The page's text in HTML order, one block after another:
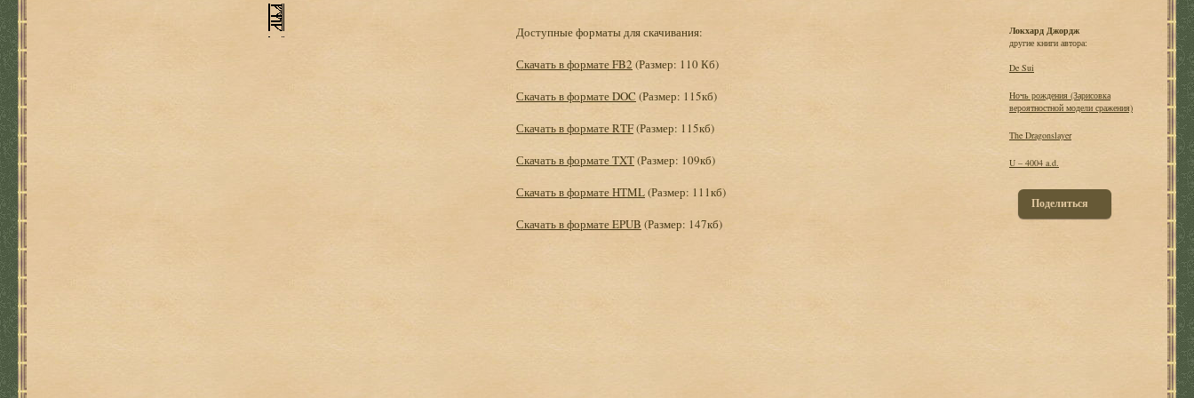
Доступные форматы для скачивания:
Скачать в формате FB2 (Размер: 110 Кб)
Скачать в формате DOC (Размер: 115кб)
Скачать в формате RTF(Размер: 115кб)
Скачать в формате TXT(Размер: 109кб)
Скачать в формате HTML(Размер: 111кб)
Скачать в формате EPUB (Размер: 147кб)
Локхард Джордж
другие книги автора:
De Sui
Hочь рождения (Зарисовка
вероятностной модели сражения)
The Dragonslayer
U – 4004 a.d.
Поделиться